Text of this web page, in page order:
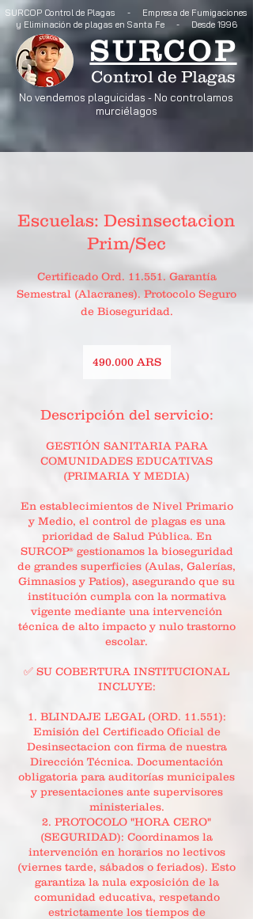
SURCOP Control de Plagas - Empresa de Fumigaciones
y Eliminación de plagas en Santa Fe - Desde 1996
SURCOP
Control de Plagas
No vendemos plaguicidas - No controlamos
murciélagos
Escuelas: Desinsectacion
Prim/Sec
Certificado Ord. 11.551. Garantía
Semestral (Alacranes). Protocolo Seguro
de Bioseguridad.
pesos
argentinos
490.000 ARS
Descripción del servicio:
GESTIÓN SANITARIA PARA
COMUNIDADES EDUCATIVAS
(PRIMARIA Y MEDIA)
En establecimientos de Nivel Primario
y Medio, el control de plagas es una
prioridad de Salud Pública. En
SURCOP® gestionamos la bioseguridad
de grandes superficies (Aulas, Galerías,
Gimnasios y Patios), asegurando que su
institución cumpla con la normativa
vigente mediante una intervención
técnica de alto impacto y nulo trastorno
escolar.
✅ SU COBERTURA INSTITUCIONAL
INCLUYE:
1. BLINDAJE LEGAL (ORD. 11.551):
Emisión del Certificado Oficial de
Desinsectacion con firma de nuestra
Dirección Técnica. Documentación
obligatoria para auditorías municipales
y presentaciones ante supervisores
ministeriales.
2. PROTOCOLO "HORA CERO"
(SEGURIDAD): Coordinamos la
intervención en horarios no lectivos
(viernes tarde, sábados o feriados). Esto
garantiza la nula exposición de la
comunidad educativa, respetando
estrictamente los tiempos de